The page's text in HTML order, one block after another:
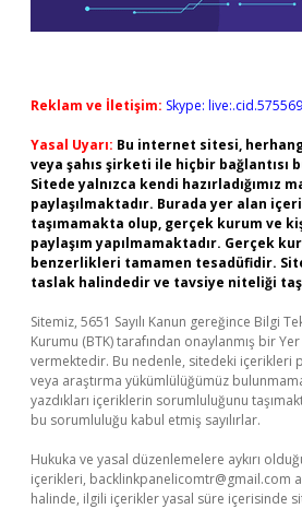
Reklam ve İletişim: Skype:
Yasal Uyarı: Bu internet sitesi,
veya şahıs şirketi ile hiçbir bağlantısı
Sitede yalnızca kendi hazırladığımız
paylaşılmaktadır. Burada yer alan
taşımamakta olup, gerçek kurum ve
paylaşım yapılmamaktadır. Gerçek
benzerlikleri tamamen tesadüfidir.
taslak halindedir ve tavsiye niteliği
Sitemiz, 5651 Sayılı Kanun gereğince Bilgi
Kurumu (BTK) tarafından onaylanmış bir
vermektedir. Bu nedenle, sitedeki içerikleri
veya araştırma yükümlülüğümüz
yazdıkları içeriklerin sorumluluğunu
bu sorumluluğu kabul etmiş sayılırlar.
Hukuka ve yasal düzenlemelere aykırı
içerikleri, backlinkpanelicomtr@gmail.com
halinde, ilgili içerikler yasal süre içerisinde